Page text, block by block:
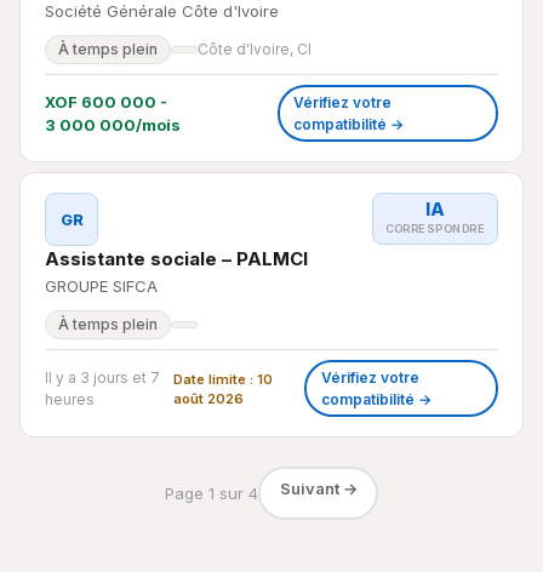
Société Générale Côte d'Ivoire
À temps plein Côte d'Ivoire, CI
XOF 600 000 -
3 000 000/mois
Vérifiez votre
compatibilité →
GR
Assistante sociale – PALMCI
GROUPE SIFCA
IA
CORRESPONDRE
À temps plein
Il y a 3 jours et 7
heures
Date limite : 10
août 2026
Vérifiez votre
compatibilité →
Page 1 sur 4 Suivant →